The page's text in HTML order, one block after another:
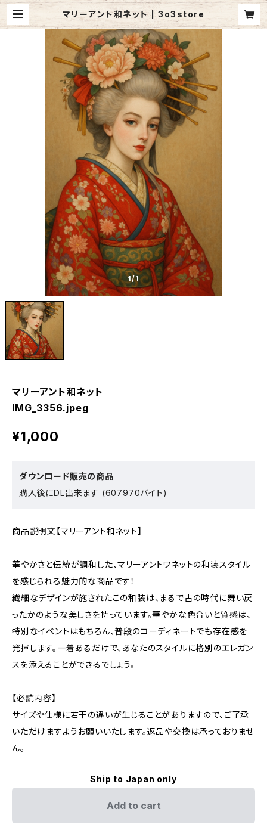
マリーアント和ネット | 3o3store
1/1
マリーアント和ネット
IMG_3356.jpeg
¥1,000
ダウンロード販売の商品
購入後にDL出来ます (607970バイト)
商品説明文【マリーアント和ネット】
華やかさと伝統が調和した、マリーアントワネットの和装スタイル
を感じられる魅力的な商品です！
繊細なデザインが施されたこの和装は、まるで古の時代に舞い戻
ったかのような美しさを持っています。華やかな色合いと質感は、
特別なイベントはもちろん、普段のコーディネートでも存在感を
発揮します。一着あるだけで、あなたのスタイルに格別のエレガン
スを添えることができるでしょう。
【必読内容】
サイズや仕様に若干の違いが生じることがありますので、ご了承
いただけますようお願いいたします。返品や交換は承っておりませ
ん。
Ship to Japan only
Add to cart